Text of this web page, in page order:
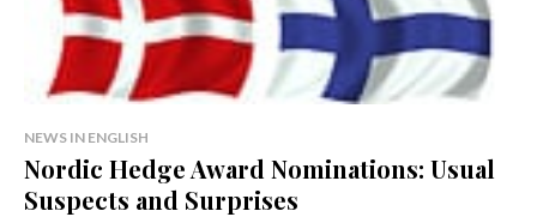
NEWS IN ENGLISH
Nordic Hedge Award Nominations: Usual
Suspects and Surprises